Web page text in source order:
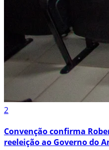
2
Convenção confirma
reeleição ao Governo do